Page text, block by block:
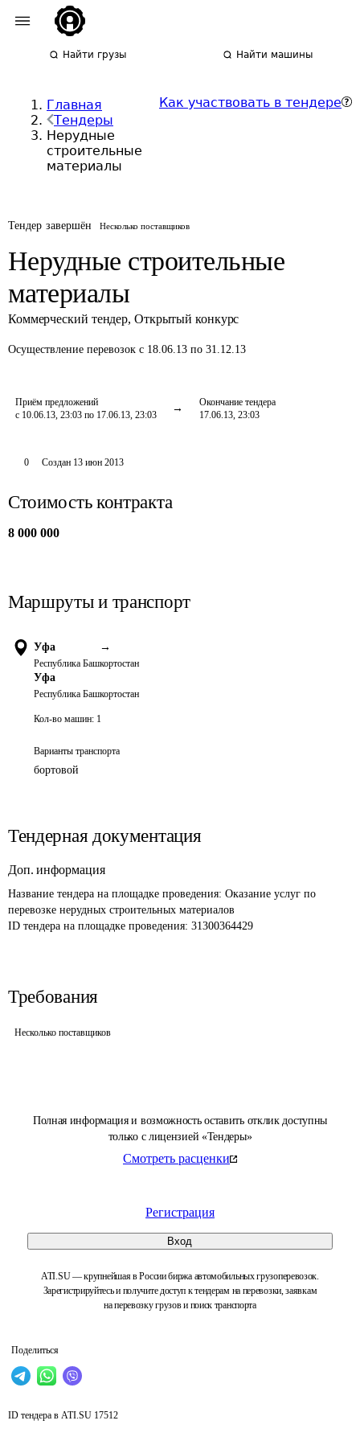
Найти грузы Найти машины
Главная
Тендеры
Нерудные
строительные
материалы
Как участвовать в тендере
Тендер завершён Несколько поставщиков
Нерудные строительные
материалы
Коммерческий тендер, Открытый конкурс
Осуществление перевозок с 18.06.13 по 31.12.13
Приём предложений
с 10.06.13, 23:03 по 17.06.13, 23:03
Окончание тендера
17.06.13, 23:03
Полная информация и возможность оставить отклик доступны
только с лицензией «Тендеры»
Смотреть расценки
Регистрация
Вход
ATI.SU — крупнейшая в России биржа автомобильных грузоперевозок.
Зарегистрируйтесь и получите доступ к тендерам на перевозки, заявкам
на перевозку грузов и поиск транспорта
Поделиться
0 Создан 13 июн 2013
Стоимость контракта
8 000 000
Маршруты и транспорт
Уфа →
Республика Башкортостан
Уфа
Республика Башкортостан
Кол-во машин: 1
Варианты транспорта
бортовой
Тендерная документация
Доп. информация
Название тендера на площадке проведения: Оказание услуг по
перевозке нерудных строительных материалов
ID тендера на площадке проведения: 31300364429
Требования
Несколько поставщиков
ID тендера в ATI.SU 17512